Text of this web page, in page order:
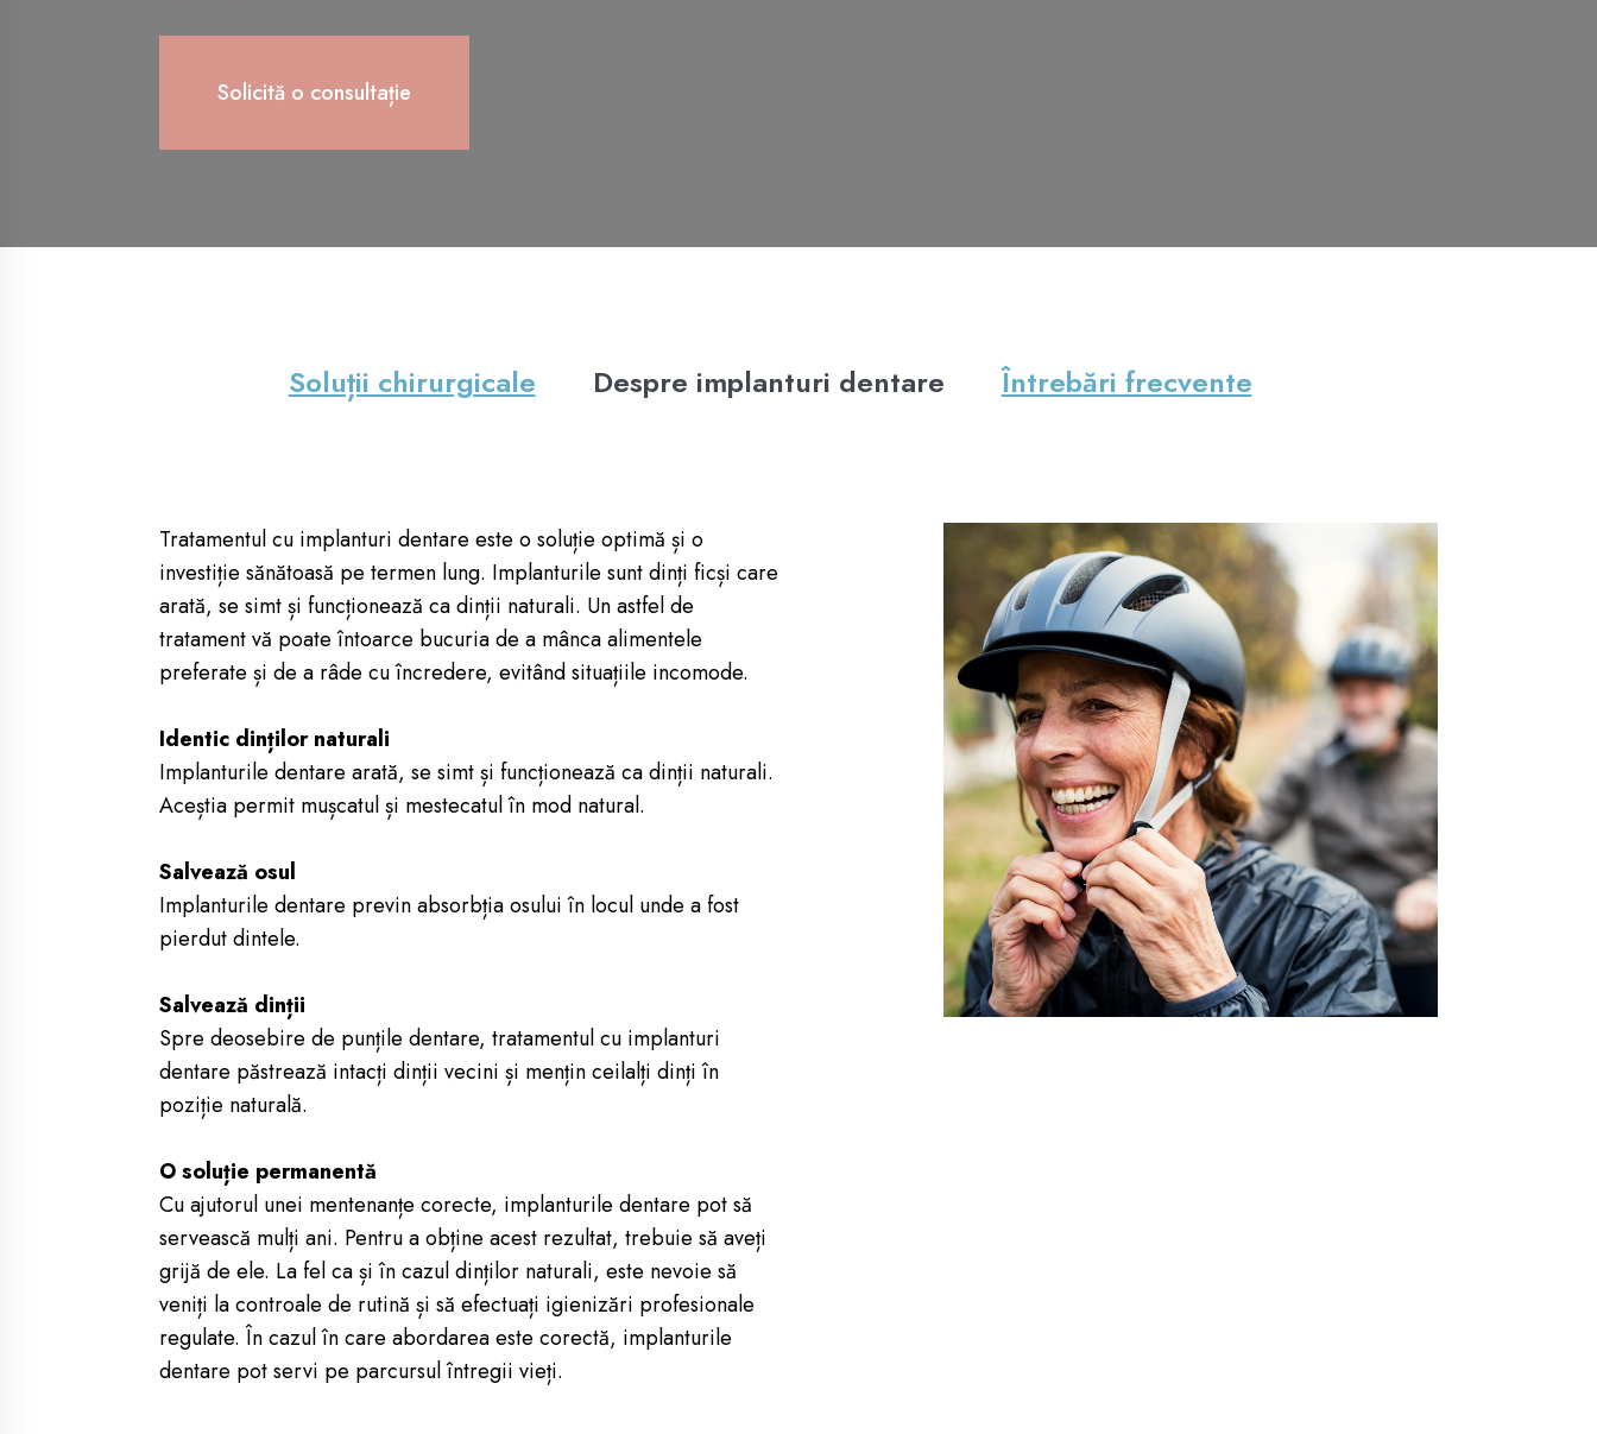
Solicită o consultație
Soluții chirurgicale Despre implanturi dentare Întrebări frecvente
Tratamentul cu implanturi dentare este o soluție optimă și o
investiție sănătoasă pe termen lung. Implanturile sunt dinți ficși care
arată, se simt și funcționează ca dinții naturali. Un astfel de
tratament vă poate întoarce bucuria de a mânca alimentele
preferate și de a râde cu încredere, evitând situațiile incomode.
Identic dinților naturali
Implanturile dentare arată, se simt și funcționează ca dinții naturali.
Aceștia permit mușcatul și mestecatul în mod natural.
Salvează osul
Implanturile dentare previn absorbția osului în locul unde a fost
pierdut dintele.
Salvează dinții
Spre deosebire de punțile dentare, tratamentul cu implanturi
dentare păstrează intacți dinții vecini și mențin ceilalți dinți în
poziție naturală.
O soluție permanentă
Cu ajutorul unei mentenanțe corecte, implanturile dentare pot să
servească mulți ani. Pentru a obține acest rezultat, trebuie să aveți
grijă de ele. La fel ca și în cazul dinților naturali, este nevoie să
veniți la controale de rutină și să efectuați igienizări profesionale
regulate. În cazul în care abordarea este corectă, implanturile
dentare pot servi pe parcursul întregii vieți.